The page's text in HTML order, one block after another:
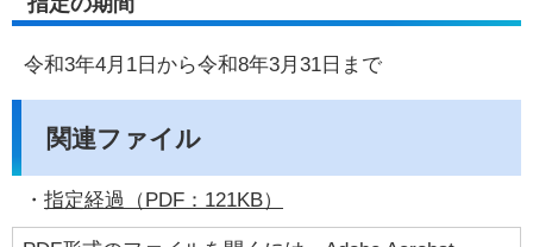
令和3年4月1日から令和8年3月31日まで
関連ファイル
・ 指定経過（PDF：121KB）